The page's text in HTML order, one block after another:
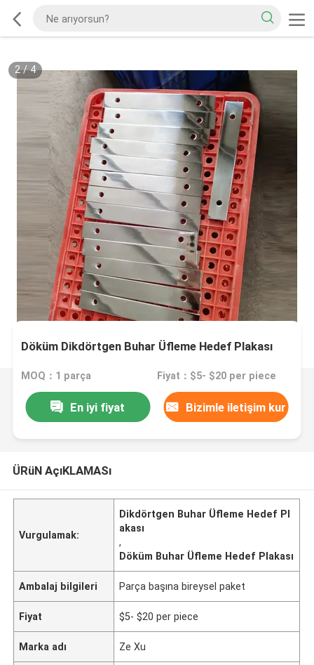
2/4
Döküm Dikdörtgen Buhar Üfleme Hedef Plakası
MOQ：1 parça Fiyat：$5- $20 per piece
En iyi fiyat Bizimle iletişim kur
ÜRüN AçıKLAMASı
Vurgulamak:
Dikdörtgen Buhar Üfleme Hedef Pl
akası
,
Döküm Buhar Üfleme Hedef Plakası
Ambalaj bilgileri Parça başına bireysel paket
Fiyat $5- $20 per piece
Marka adı Ze Xu